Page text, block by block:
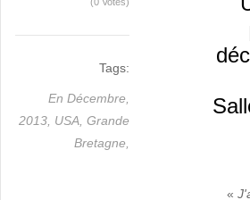
Tags:
En Décembre,
2013, USA, Grande
Bretagne,
«
Mot de
Pseudo